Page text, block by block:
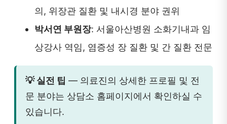
의, 위장관 질환 및 내시경 분야 권위
박서연 부원장: 서울아산병원 소화기내과 임
상강사 역임, 염증성 장 질환 및 간 질환 전문
💡 실전 팁 — 의료진의 상세한 프로필 및 전
문 분야는 상담소 홈페이지에서 확인하실 수
있습니다.